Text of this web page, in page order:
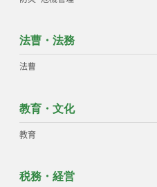
法曹・法務
法曹
教育・文化
教育
税務・経営